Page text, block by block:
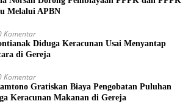
Melalui APBN
Komentar
Diduga Keracunan Usai Menyantap
di Gereja
Komentar
Gratiskan Biaya Pengobatan Puluhan
Keracunan Makanan di Gereja